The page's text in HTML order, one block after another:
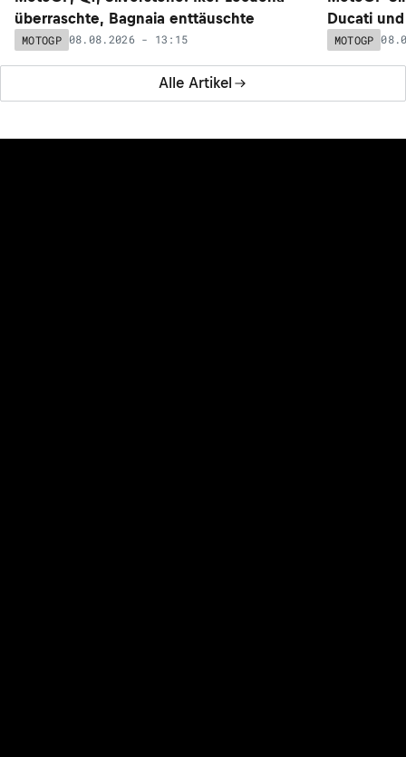
Alle Artikel
überraschte, Bagnaia enttäuschte
MOTOGP 08.08.2026 - 13:15
Ducati
MOTOGP